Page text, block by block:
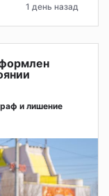
1 день назад
и лишение